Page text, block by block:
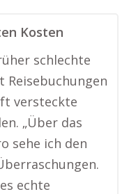
Kosten
schlechte
Reisebuchungen
versteckte
„Über das
sehe ich den
echte